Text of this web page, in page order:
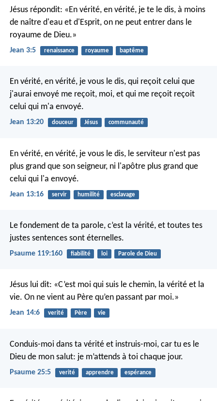
Jésus répondit: «En vérité, en vérité, je te le dis, à moins
de naître d'eau et d'Esprit, on ne peut entrer dans le
royaume de Dieu.»
Jean 3:5 renaissance royaume baptême
En vérité, en vérité, je vous le dis, qui reçoit celui que
j'aurai envoyé me reçoit, moi, et qui me reçoit reçoit
celui qui m'a envoyé.
Jean 13:20 douceur Jésus communauté
En vérité, en vérité, je vous le dis, le serviteur n'est pas
plus grand que son seigneur, ni l'apôtre plus grand que
celui qui l'a envoyé.
Jean 13:16 servir humilité esclavage
Le fondement de ta parole, c’est la vérité, et toutes tes
justes sentences sont éternelles.
Psaume 119:160 fiabilité loi Parole de Dieu
Jésus lui dit: «C’est moi qui suis le chemin, la vérité et la
vie. On ne vient au Père qu’en passant par moi.»
Jean 14:6 verité Père vie
Conduis-moi dans ta vérité et instruis-moi, car tu es le
Dieu de mon salut: je m’attends à toi chaque jour.
Psaume 25:5 verité apprendre espérance